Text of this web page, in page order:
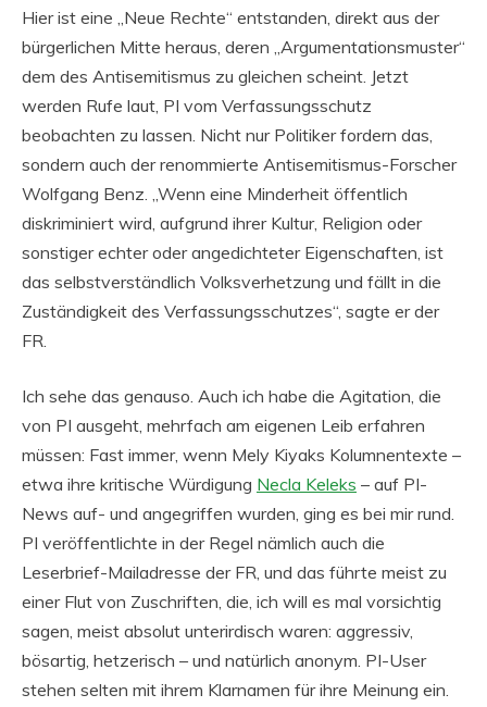
Hier ist eine „Neue Rechte“ entstanden, direkt aus der
bürgerlichen Mitte heraus, deren „Argumentationsmuster“
dem des Antisemitismus zu gleichen scheint. Jetzt
werden Rufe laut, PI vom Verfassungsschutz
beobachten zu lassen. Nicht nur Politiker fordern das,
sondern auch der renommierte Antisemitismus-Forscher
Wolfgang Benz. „Wenn eine Minderheit öffentlich
diskriminiert wird, aufgrund ihrer Kultur, Religion oder
sonstiger echter oder angedichteter Eigenschaften, ist
das selbstverständlich Volksverhetzung und fällt in die
Zuständigkeit des Verfassungsschutzes“, sagte er der
FR.
Ich sehe das genauso. Auch ich habe die Agitation, die
von PI ausgeht, mehrfach am eigenen Leib erfahren
müssen: Fast immer, wenn Mely Kiyaks Kolumnentexte –
etwa ihre kritische Würdigung Necla Keleks – auf PI-
News auf- und angegriffen wurden, ging es bei mir rund.
PI veröffentlichte in der Regel nämlich auch die
Leserbrief-Mailadresse der FR, und das führte meist zu
einer Flut von Zuschriften, die, ich will es mal vorsichtig
sagen, meist absolut unterirdisch waren: aggressiv,
bösartig, hetzerisch – und natürlich anonym. PI-User
stehen selten mit ihrem Klarnamen für ihre Meinung ein.